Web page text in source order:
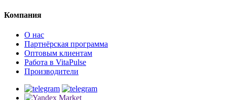
Компания
О нас
Партнёрская программа
Оптовым клиентам
Работа в VitaPulse
Производители